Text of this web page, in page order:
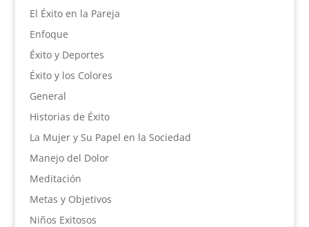
El Éxito en la Pareja
Enfoque
Éxito y Deportes
Éxito y los Colores
General
Historias de Éxito
La Mujer y Su Papel en la Sociedad
Manejo del Dolor
Meditación
Metas y Objetivos
Niños Exitosos